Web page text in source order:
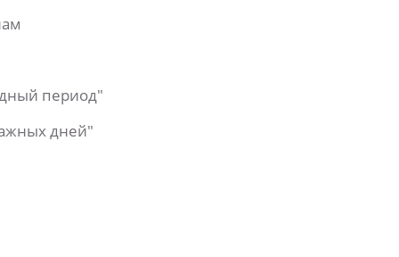
период"
дней"